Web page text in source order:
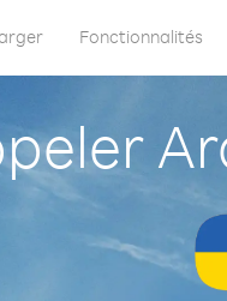
Fonctionnalités